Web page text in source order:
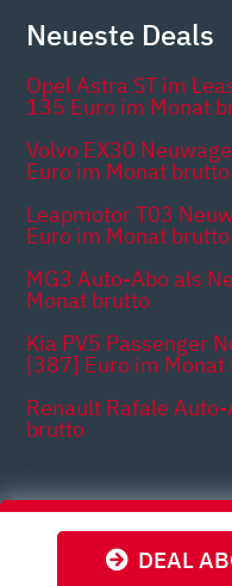
DEAL
Neueste Deals
Opel Astra ST im
135 Euro im Monat
Volvo EX30
Euro im Monat brutto
Leapmotor T03
Euro im Monat brutto
MG3 Auto-Abo als
Monat brutto
Kia PV5 Passenger
[387] Euro im Monat
Renault Rafale
brutto